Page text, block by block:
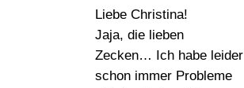
Liebe Christina!
Jaja, die lieben
Zecken… Ich habe leider
schon immer Probleme